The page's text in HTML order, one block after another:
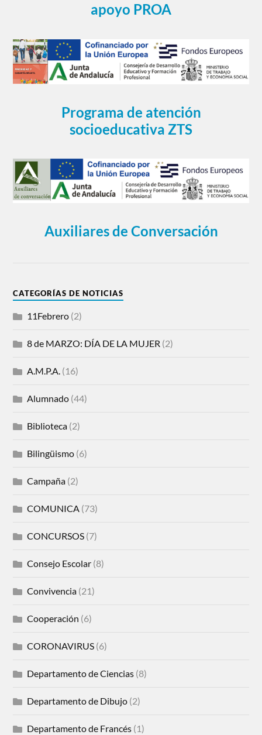
apoyo PROA
Programa de atención
socioeducativa ZTS
Auxiliares de Conversación
CATEGORÍAS DE NOTICIAS
11Febrero (2)
8 de MARZO: DÍA DE LA MUJER (2)
A.M.P.A. (16)
Alumnado (44)
Biblioteca (2)
Bilingüismo (6)
Campaña (2)
COMUNICA (73)
CONCURSOS (7)
Consejo Escolar (8)
Convivencia (21)
Cooperación (6)
CORONAVIRUS (6)
Departamento de Ciencias (8)
Departamento de Dibujo (2)
Departamento de Francés (1)